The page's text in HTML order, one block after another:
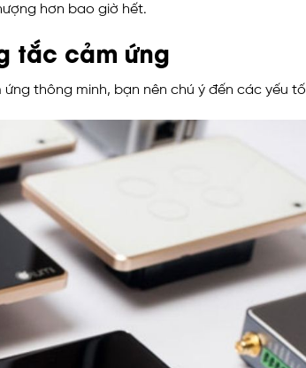
hơn bao giờ hết.
tắc cảm ứng
thông minh, bạn nên chú ý đến các yếu tố